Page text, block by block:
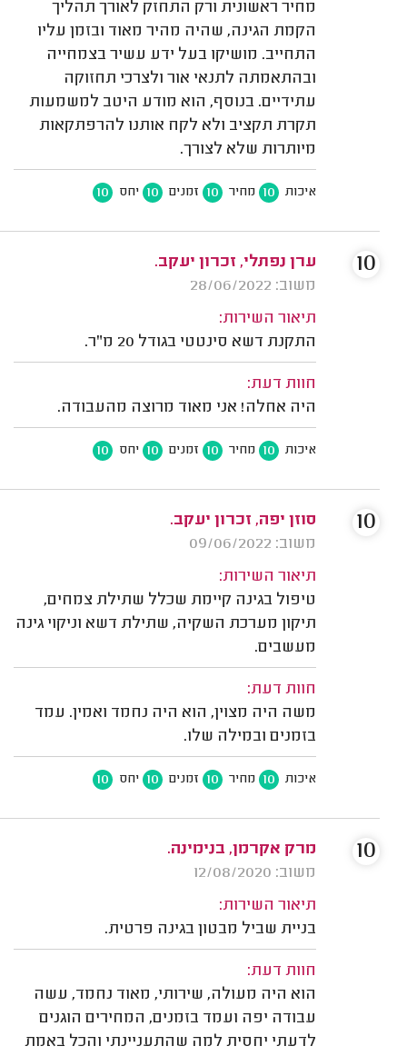
מחיר ראשונית ורק התחזק לאורך תהליך
הקמת הגינה, שהיה מהיר מאוד ובזמן עליו
התחייב. מושיקו בעל ידע עשיר בצמחייה
ובהתאמתה לתנאי אור ולצרכי תחזוקה
עתידיים. בנוסף, הוא מודע היטב למשמעות
תקרת תקציב ולא לקח אותנו להרפתקאות
מיותרות שלא לצורך.
איכות 10 מחיר 10 זמנים 10 יחס 10
ערן נפתלי, זכרון יעקב.
משוב: 28/06/2022
תיאור השירות:
התקנת דשא סינטטי בגודל 20 מ"ר.
חוות דעת:
היה אחלה! אני מאוד מרוצה מהעבודה.
איכות 10 מחיר 10 זמנים 10 יחס 10
10
סוזן יפה, זכרון יעקב.
משוב: 09/06/2022
תיאור השירות:
טיפול בגינה קיימת שכלל שתילת צמחים,
תיקון מערכת השקיה, שתילת דשא וניקוי גינה
מעשבים.
חוות דעת:
משה היה מצוין, הוא היה נחמד ואמין. עמד
בזמנים ובמילה שלו.
איכות 10 מחיר 10 זמנים 10 יחס 10
10
מרק אקרמן, בנימינה.
משוב: 12/08/2020
תיאור השירות:
בניית שביל מבטון בגינה פרטית.
חוות דעת:
הוא היה מעולה, שירותי, מאוד נחמד, עשה
עבודה יפה ועמד בזמנים, המחירים הוגנים
לדעתי יחסית למה שהתעניינתי והכל באמת
10